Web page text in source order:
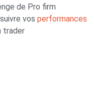
de Pro firm
vos performances​
trader